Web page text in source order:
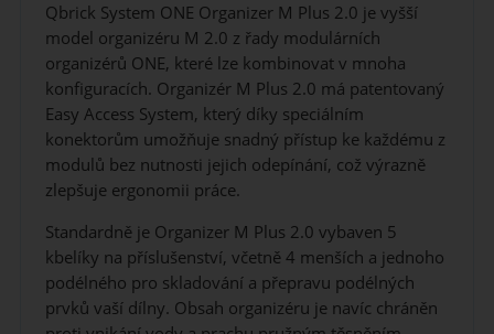
Qbrick System ONE Organizer M Plus 2.0 je vyšší
model organizéru M 2.0 z řady modulárních
organizérů ONE, které lze kombinovat v mnoha
konfiguracích. Organizér M Plus 2.0 má patentovaný
Easy Access System, který díky speciálním
konektorům umožňuje snadný přístup ke každému z
modulů bez nutnosti jejich odepínání, což výrazně
zlepšuje ergonomii práce.
Standardně je Organizer M Plus 2.0 vybaven 5
kbelíky na příslušenství, včetně 4 menších a jednoho
podélného pro skladování a přepravu podélných
prvků vaší dílny. Obsah organizéru je navíc chráněn